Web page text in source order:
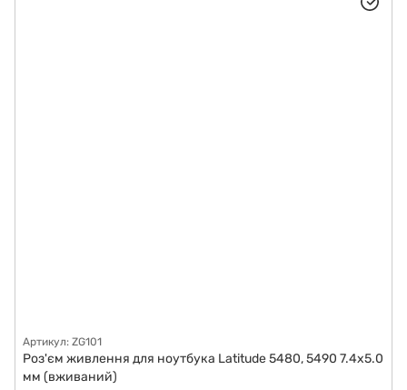
Артикул: ZG101
Роз'єм живлення для ноутбука Latitude 5480, 5490 7.4x5.0
мм (вживаний)